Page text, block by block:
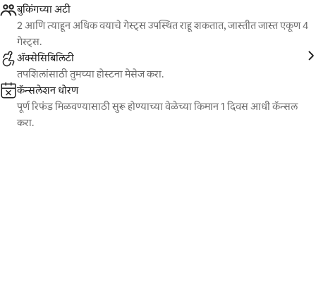
बुकिंगच्या अटी
2 आणि त्याहून अधिक वयाचे गेस्ट्स उपस्थित राहू शकतात, जास्तीत जास्त एकूण 4
गेस्ट्स.
ॲक्सेसिबिलिटी
तपशिलांसाठी तुमच्या होस्टना मेसेज करा.
कॅन्सलेशन धोरण
पूर्ण रिफंड मिळवण्यासाठी सुरू होण्याच्या वेळेच्या किमान 1 दिवस आधी कॅन्सल
करा.